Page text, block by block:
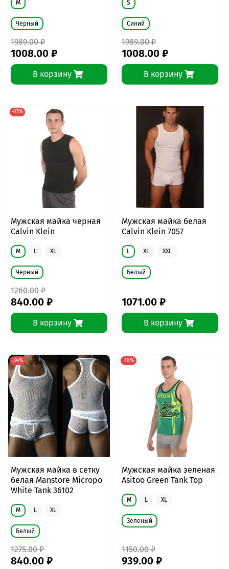
M
Черный
1989.00 ₽
1008.00 ₽
В корзину
S
Синий
1989.00 ₽
1008.00 ₽
В корзину
-33%
Мужская майка черная
Calvin Klein
M L XL
Черный
1260.00 ₽
840.00 ₽
В корзину
Мужская майка белая
Calvin Klein 7057
L XL XXL
Белый
1071.00 ₽
В корзину
-34%
Мужская майка в сетку
белая Manstore Micropo
White Tank 36102
M L XL
Белый
1275.00 ₽
840.00 ₽
-18%
Мужская майка зеленая
Asitoo Green Tank Top
M L XL
Зеленый
1150.00 ₽
939.00 ₽